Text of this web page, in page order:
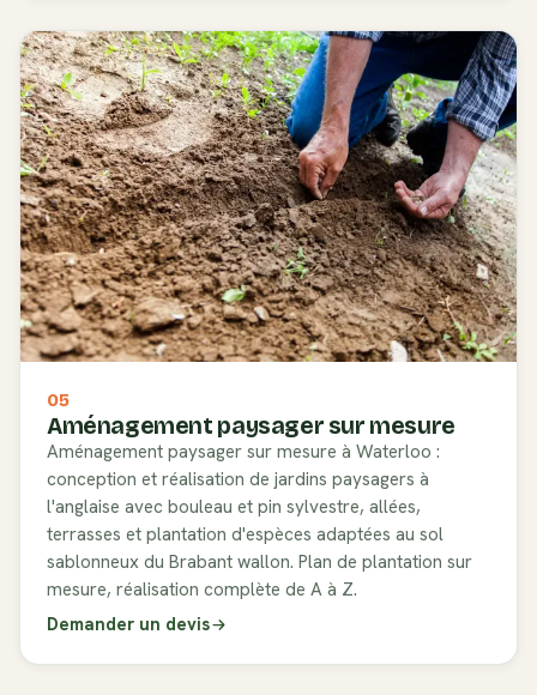
05
Aménagement paysager sur mesure
Aménagement paysager sur mesure à Waterloo :
conception et réalisation de jardins paysagers à
l'anglaise avec bouleau et pin sylvestre, allées,
terrasses et plantation d'espèces adaptées au sol
sablonneux du Brabant wallon. Plan de plantation sur
mesure, réalisation complète de A à Z.
Demander un devis